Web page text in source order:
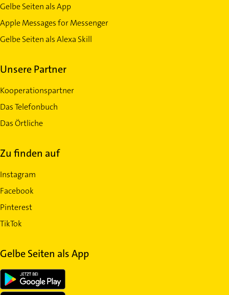
Gelbe Seiten als App
Apple Messages for Messenger
Gelbe Seiten als Alexa Skill
Unsere Partner
Kooperationspartner
Das Telefonbuch
Das Örtliche
Zu finden auf
Instagram
Facebook
Pinterest
TikTok
Gelbe Seiten als App